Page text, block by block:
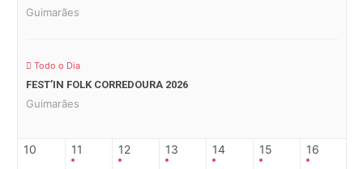
Guimarães
Todo o Dia
FEST’IN FOLK CORREDOURA 2026
Guimarães
10 11 12 13 14 15 16